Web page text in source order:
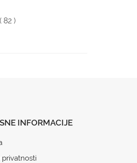
( 82 )
INFORMACIJE
privatnosti